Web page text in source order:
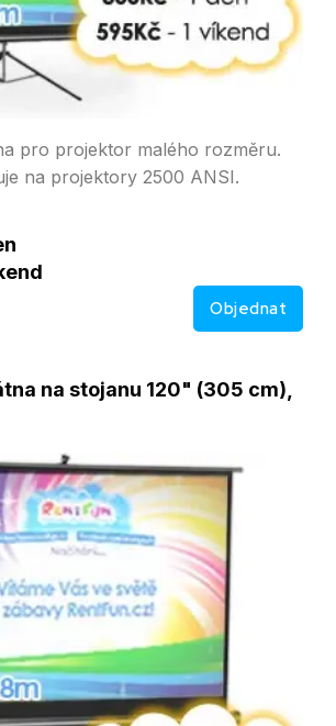
pro projektor malého rozměru.
na projektory 2500 ANSI.
Objednat
na stojanu 120" (305 cm),